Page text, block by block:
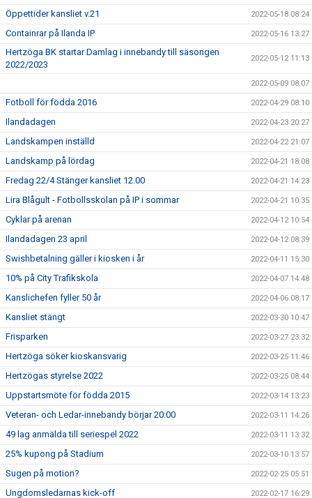
Öppettider kansliet v.21 2022-05-18 08:24
Containrar på Ilanda IP 2022-05-16 13:27
Hertzöga BK startar Damlag i innebandy till säsongen
2022/2023
2022-05-12 11:13
2022-05-09 08:07
Fotboll för födda 2016 2022-04-29 08:10
Ilandadagen 2022-04-23 20:27
Landskampen inställd 2022-04-22 21:07
Landskamp på lördag 2022-04-21 18:08
Fredag 22/4 Stänger kansliet 12.00 2022-04-21 14:23
Lira Blågult - Fotbollsskolan på IP i sommar 2022-04-21 10:35
Cyklar på arenan 2022-04-12 10:54
Ilandadagen 23 april 2022-04-12 08:39
Swishbetalning gäller i kiosken i år 2022-04-11 15:30
10% på City Trafikskola 2022-04-07 14:48
Kanslichefen fyller 50 år 2022-04-06 08:17
Kansliet stängt 2022-03-30 10:47
Frisparken 2022-03-27 23:32
Hertzöga söker kioskansvarig 2022-03-25 11:46
Hertzögas styrelse 2022 2022-03-25 08:44
Uppstartsmöte för födda 2015 2022-03-14 13:23
Veteran- och Ledar-innebandy börjar 20:00 2022-03-11 14:26
49 lag anmälda till seriespel 2022 2022-03-11 13:32
25% kupong på Stadium 2022-03-10 13:57
Sugen på motion? 2022-02-25 05:51
Ungdomsledarnas kick-off 2022-02-17 16:29